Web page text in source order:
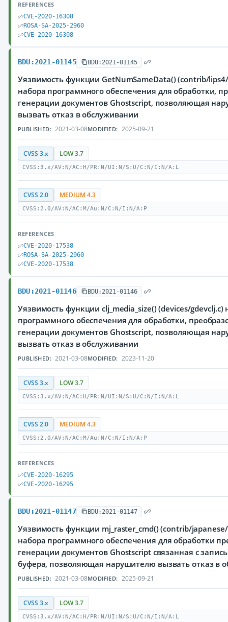
REFERENCES
CVE-2020-16308
ROSA-SA-2025-2960
CVE-2020-16308
BDU:2021-01145 BDU:2021-01145
Уязвимость функции GetNumSameData() (contrib/
набора программного обеспечения для обработки,
генерации документов Ghostscript, позволяющая
вызвать отказ в обслуживании
PUBLISHED: 2021-03-08MODIFIED: 2025-09-21
CVSS 3.x LOW 3.7
CVSS:3.x/AV:N/AC:H/PR:N/UI:N/S:U/C:N/I:N/A:L
CVSS 2.0 MEDIUM 4.3
CVSS:2.0/AV:N/AC:M/Au:N/C:N/I:N/A:P
REFERENCES
CVE-2020-17538
ROSA-SA-2025-2960
CVE-2020-17538
BDU:2021-01146 BDU:2021-01146
Уязвимость функции clj_media_size() (devices/gdevclj.c)
программного обеспечения для обработки,
генерации документов Ghostscript, позволяющая
вызвать отказ в обслуживании
PUBLISHED: 2021-03-08MODIFIED: 2023-11-20
CVSS 3.x LOW 3.7
CVSS:3.x/AV:N/AC:H/PR:N/UI:N/S:U/C:N/I:N/A:L
CVSS 2.0 MEDIUM 4.3
CVSS:2.0/AV:N/AC:M/Au:N/C:N/I:N/A:P
REFERENCES
CVE-2020-16295
CVE-2020-16295
BDU:2021-01147 BDU:2021-01147
Уязвимость функции mj_raster_cmd() (contrib/
набора программного обеспечения для обработки
генерации документов Ghostscript связанная с
буфера, позволяющая нарушителю вызвать отказ в
PUBLISHED: 2021-03-08MODIFIED: 2025-09-21
CVSS 3.x LOW 3.7
CVSS:3.x/AV:N/AC:H/PR:N/UI:N/S:U/C:N/I:N/A:L